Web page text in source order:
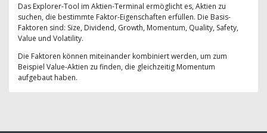
Das Explorer-Tool im Aktien-Terminal ermöglicht es, Aktien zu
suchen, die bestimmte Faktor-Eigenschaften erfüllen. Die Basis-
Faktoren sind: Size, Dividend, Growth, Momentum, Quality, Safety,
Value und Volatility.
Die Faktoren können miteinander kombiniert werden, um zum
Beispiel Value-Aktien zu finden, die gleichzeitig Momentum
aufgebaut haben.